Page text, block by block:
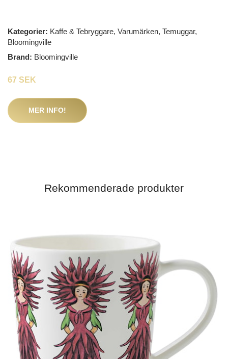
Kategorier: Kaffe & Tebryggare, Varumärken, Temuggar,
Bloomingville
Brand: Bloomingville
67 SEK
MER INFO!
Rekommenderade produkter